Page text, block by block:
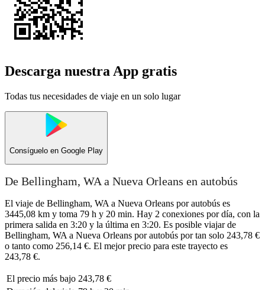
Descarga nuestra App gratis
Todas tus necesidades de viaje en un solo lugar
Consíguelo en Google Play
De Bellingham, WA a Nueva Orleans en autobús
El viaje de Bellingham, WA a Nueva Orleans por autobús es
3445,08 km y toma 79 h y 20 min. Hay 2 conexiones por día, con la
primera salida en 3:20 y la última en 3:20. Es posible viajar de
Bellingham, WA a Nueva Orleans por autobús por tan solo 243,78 €
o tanto como 256,14 €. El mejor precio para este trayecto es
243,78 €.
El precio más bajo 243,78 €